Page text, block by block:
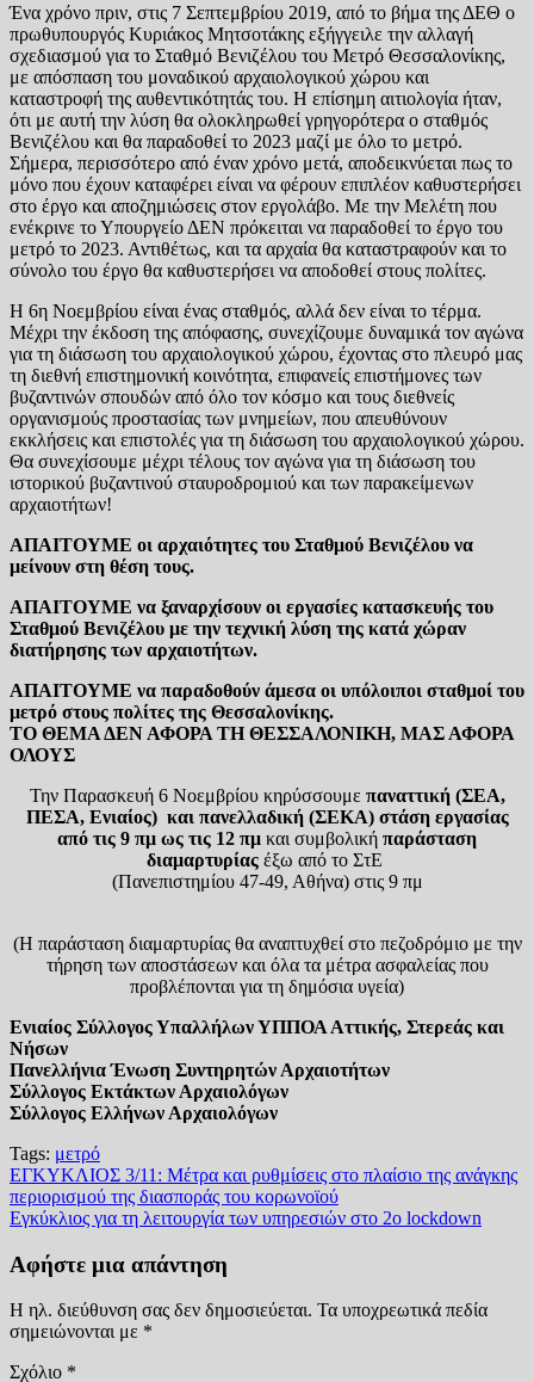
Ένα χρόνο πριν, στις 7 Σεπτεμβρίου 2019, από το βήμα της ΔΕΘ ο
πρωθυπουργός Κυριάκος Μητσοτάκης εξήγγειλε την αλλαγή
σχεδιασμού για το Σταθμό Βενιζέλου του Μετρό Θεσσαλονίκης,
με απόσπαση του μοναδικού αρχαιολογικού χώρου και
καταστροφή της αυθεντικότητάς του. Η επίσημη αιτιολογία ήταν,
ότι με αυτή την λύση θα ολοκληρωθεί γρηγορότερα ο σταθμός
Βενιζέλου και θα παραδοθεί το 2023 μαζί με όλο το μετρό.
Σήμερα, περισσότερο από έναν χρόνο μετά, αποδεικνύεται πως το
μόνο που έχουν καταφέρει είναι να φέρουν επιπλέον καθυστερήσει
στο έργο και αποζημιώσεις στον εργολάβο. Με την Μελέτη που
ενέκρινε το Υπουργείο ΔΕΝ πρόκειται να παραδοθεί το έργο του
μετρό το 2023. Αντιθέτως, και τα αρχαία θα καταστραφούν και το
σύνολο του έργο θα καθυστερήσει να αποδοθεί στους πολίτες.
Η 6η Νοεμβρίου είναι ένας σταθμός, αλλά δεν είναι το τέρμα.
Μέχρι την έκδοση της απόφασης, συνεχίζουμε δυναμικά τον αγώνα
για τη διάσωση του αρχαιολογικού χώρου, έχοντας στο πλευρό μας
τη διεθνή επιστημονική κοινότητα, επιφανείς επιστήμονες των
βυζαντινών σπουδών από όλο τον κόσμο και τους διεθνείς
οργανισμούς προστασίας των μνημείων, που απευθύνουν
εκκλήσεις και επιστολές για τη διάσωση του αρχαιολογικού χώρου.
Θα συνεχίσουμε μέχρι τέλους τον αγώνα για τη διάσωση του
ιστορικού βυζαντινού σταυροδρομιού και των παρακείμενων
αρχαιοτήτων!
ΑΠΑΙΤΟΥΜΕ οι αρχαιότητες του Σταθμού Βενιζέλου να
μείνουν στη θέση τους.
ΑΠΑΙΤΟΥΜΕ να ξαναρχίσουν οι εργασίες κατασκευής του
Σταθμού Βενιζέλου με την τεχνική λύση της κατά χώραν
διατήρησης των αρχαιοτήτων.
ΑΠΑΙΤΟΥΜΕ να παραδοθούν άμεσα οι υπόλοιποι σταθμοί του
μετρό στους πολίτες της Θεσσαλονίκης.
ΤΟ ΘΕΜΑ ΔΕΝ ΑΦΟΡΑ ΤΗ ΘΕΣΣΑΛΟΝΙΚΗ, ΜΑΣ ΑΦΟΡΑ
ΟΛΟΥΣ
Την Παρασκευή 6 Νοεμβρίου κηρύσσουμε παναττική (ΣΕΑ,
ΠΕΣΑ, Ενιαίος) και πανελλαδική (ΣΕΚΑ) στάση εργασίας
από τις 9 πμ ως τις 12 πμ και συμβολική παράσταση
διαμαρτυρίας έξω από το ΣτΕ
(Πανεπιστημίου 47-49, Αθήνα) στις 9 πμ
(Η παράσταση διαμαρτυρίας θα αναπτυχθεί στο πεζοδρόμιο με την
τήρηση των αποστάσεων και όλα τα μέτρα ασφαλείας που
προβλέπονται για τη δημόσια υγεία)
Ενιαίος Σύλλογος Υπαλλήλων ΥΠΠΟΑ Αττικής, Στερεάς και
Νήσων
Πανελλήνια Ένωση Συντηρητών Αρχαιοτήτων
Σύλλογος Εκτάκτων Αρχαιολόγων
Σύλλογος Ελλήνων Αρχαιολόγων
Tags: μετρό
Πλοήγηση
άρθρων
ΕΓΚΥΚΛΙΟΣ 3/11: Μέτρα και ρυθμίσεις στο πλαίσιο της ανάγκης
περιορισμού της διασποράς του κορωνοϊού
Εγκύκλιος για τη λειτουργία των υπηρεσιών στο 2ο lockdown
Αφήστε μια απάντηση
Η ηλ. διεύθυνση σας δεν δημοσιεύεται. Τα υποχρεωτικά πεδία
σημειώνονται με *
Σχόλιο *